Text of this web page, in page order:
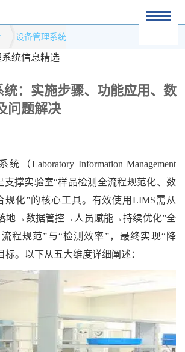
设备管理系统
统：实施步骤、功能应用、数
问题解决
统（Laboratory Information Management
支撑实验室“样品检测全流程规范化、数
规化”的核心工具。有效使用LIMS需从
地→数据管控→人员赋能→持续优化”全
程规范”与“检测效率”，最终实现“降
标。以下从五大维度详细阐述：